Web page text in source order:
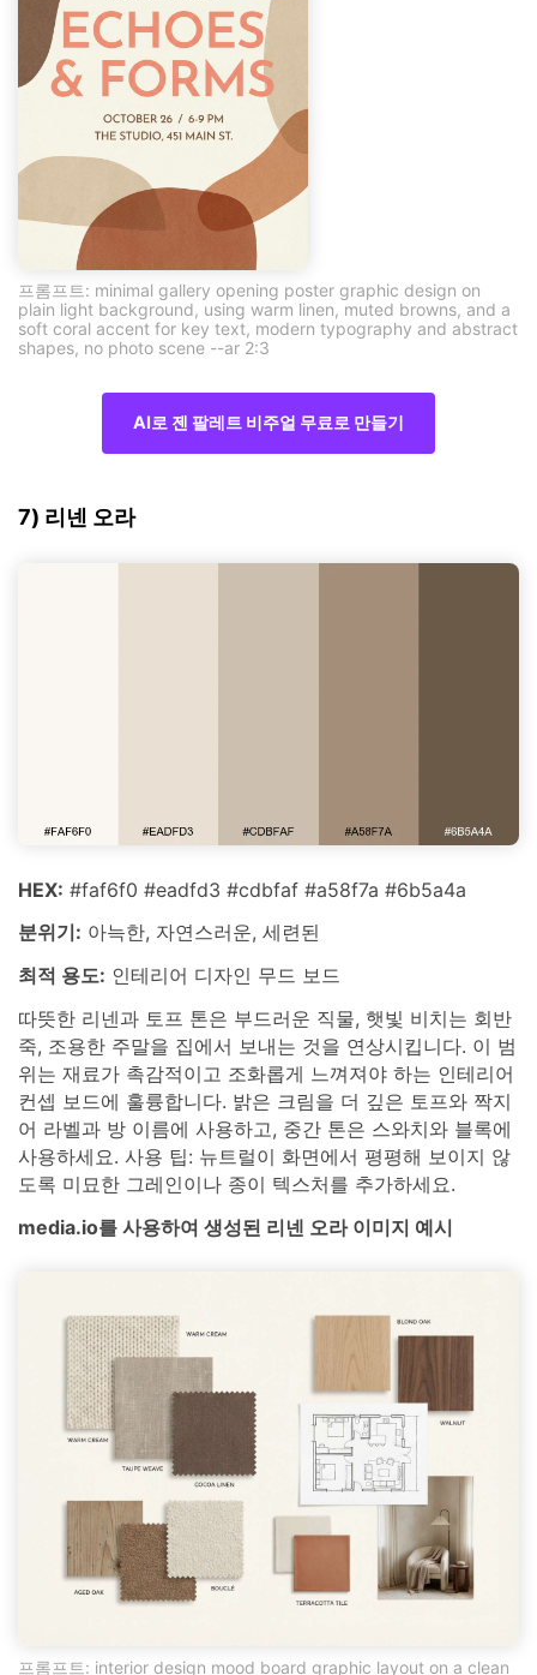
프롬프트: minimal gallery opening poster graphic design on
plain light background, using warm linen, muted browns, and a
soft coral accent for key text, modern typography and abstract
shapes, no photo scene --ar 2:3
AI로 젠 팔레트 비주얼 무료로 만들기
7) 리넨 오라
HEX: #faf6f0 #eadfd3 #cdbfaf #a58f7a #6b5a4a
분위기: 아늑한, 자연스러운, 세련된
최적 용도: 인테리어 디자인 무드 보드
따뜻한 리넨과 토프 톤은 부드러운 직물, 햇빛 비치는 회반
죽, 조용한 주말을 집에서 보내는 것을 연상시킵니다. 이 범
위는 재료가 촉감적이고 조화롭게 느껴져야 하는 인테리어
컨셉 보드에 훌륭합니다. 밝은 크림을 더 깊은 토프와 짝지
어 라벨과 방 이름에 사용하고, 중간 톤은 스와치와 블록에
사용하세요. 사용 팁: 뉴트럴이 화면에서 평평해 보이지 않
도록 미묘한 그레인이나 종이 텍스처를 추가하세요.
media.io를 사용하여 생성된 리넨 오라 이미지 예시
프롬프트: interior design mood board graphic layout on a clean